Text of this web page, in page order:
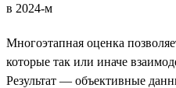
в 2024-м
Многоэтапная оценка
которые так или иначе
Результат — объективные